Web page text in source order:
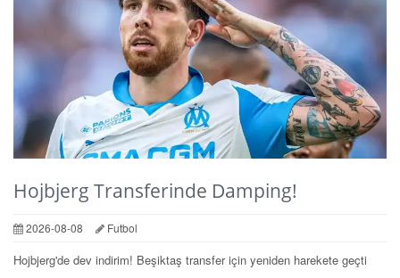
Hojbjerg Transferinde Damping!
2026-08-08 Futbol
Hojbjerg'de dev indirim! Beşiktaş transfer için yeniden harekete geçti